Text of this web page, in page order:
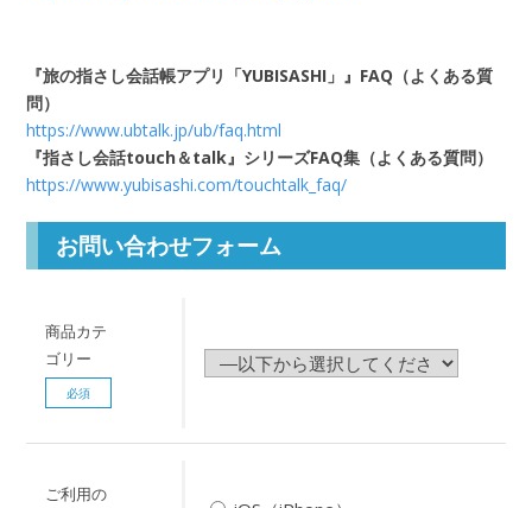
『旅の指さし会話帳アプリ「YUBISASHI」』FAQ（よくある質
問）
https://www.ubtalk.jp/ub/faq.html
『指さし会話touch＆talk』シリーズFAQ集（よくある質問）
https://www.yubisashi.com/touchtalk_faq/
お問い合わせフォーム
商品カテ
ゴリー
必須
ご利用の